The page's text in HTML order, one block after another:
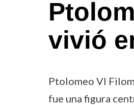
vivió
Ptolomeo VI
fue una figura